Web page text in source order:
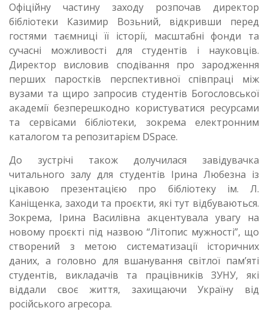
Офіційну частину заходу розпочав директор
бібліотеки Казимир Возьний, відкривши перед
гостями таємниці її історії, масштабні фонди та
сучасні можливості для студентів і науковців.
Директор висловив сподівання про зародження
перших паростків перспективної співпраці між
вузами та щиро запросив студентів Богословської
академії безперешкодно користуватися ресурсами
та сервісами бібліотеки, зокрема електронним
каталогом та репозитарієм DSpace.
До зустрічі також долучилася завідувачка
читального залу для студентів Ірина Любезна із
цікавою презентацією про бібліотеку ім. Л.
Каніщенка, заходи та проєкти, які тут відбуваються.
Зокрема, Ірина Василівна акцентувала увагу на
новому проєкті під назвою “Літопис мужності”, що
створений з метою систематизації історичних
даних, а головно для вшанування світлої пам’яті
студентів, викладачів та працівників ЗУНУ, які
віддали своє життя, захищаючи Україну від
російського агресора.